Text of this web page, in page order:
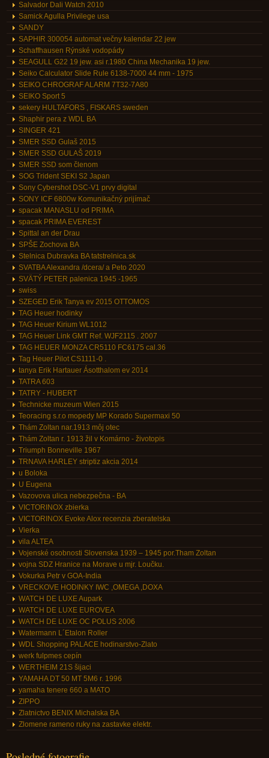
Salvador Dali Watch 2010
Samick Agulla Privilege usa
SANDY
SAPHIR 300054 automat večny kalendar 22 jew
Schaffhausen Rýnské vodopády
SEAGULL G22 19 jew. asi r.1980 China Mechanika 19 jew.
Seiko Calculator Slide Rule 6138-7000 44 mm - 1975
SEIKO CHROGRAF ALARM 7T32-7A80
SEIKO Sport 5
sekery HULTAFORS , FISKARS sweden
Shaphir pera z WDL BA
SINGER 421
SMER SSD Gulaš 2015
SMER SSD GULAŠ 2019
SMER SSD som členom
SOG Trident SEKI S2 Japan
Sony Cybershot DSC-V1 prvy digital
SONY ICF 6800w Komunikačný prijímač
spacak MANASLU od PRIMA
spacak PRIMA EVEREST
Spittal an der Drau
SPŠE Zochova BA
Stelnica Dubravka BA tatstrelnica.sk
SVATBA Alexandra /dcera/ a Peto 2020
SVÄTÝ PETER palenica 1945 -1965
swiss
SZEGED Erik Tanya ev 2015 OTTOMOS
TAG Heuer hodinky
TAG Heuer Kirium WL1012
TAG Heuer Link GMT Ref. WJF2115 . 2007
TAG HEUER MONZA CR5110 FC6175 cal.36
Tag Heuer Pilot CS1111-0 .
tanya Erik Hartauer Ásotthalom ev 2014
TATRA 603
TATRY - HUBERT
Technicke muzeum Wien 2015
Teoracing s.r.o mopedy MP Korado Supermaxi 50
Thám Zoltan nar.1913 môj otec
Thám Zoltan r. 1913 žil v Komárno - životopis
Triumph Bonneville 1967
TRNAVA HARLEY striptiz akcia 2014
u Boloka
U Eugena
Vazovova ulica nebezpečna - BA
VICTORINOX zbierka
VICTORINOX Evoke Alox recenzia zberatelska
Vierka
vila ALTEA
Vojenské osobnosti Slovenska 1939 – 1945 por.Tham Zoltan
vojna SDZ Hranice na Morave u mjr. Loučku.
Vokurka Petr v GOA-India
VRECKOVE HODINKY IWC ,OMEGA ,DOXA
WATCH DE LUXE Aupark
WATCH DE LUXE EUROVEA
WATCH DE LUXE OC POLUS 2006
Watermann L´Etalon Roller
WDL Shopping PALACE hodinarstvo-Zlato
werk fulpmes cepín
WERTHEIM 21S šijaci
YAMAHA DT 50 MT 5M6 r. 1996
yamaha tenere 660 a MATO
ZIPPO
Zlatnictvo BENIX Michalska BA
Zlomene rameno ruky na zastavke elektr.